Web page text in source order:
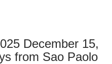
December 15,
from Sao Paolo